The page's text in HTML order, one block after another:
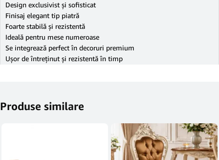
Design exclusivist și sofisticat
Finisaj elegant tip piatră
Foarte stabilă și rezistentă
Ideală pentru mese numeroase
Se integrează perfect în decoruri premium
Ușor de întreținut și rezistentă în timp
Produse similare